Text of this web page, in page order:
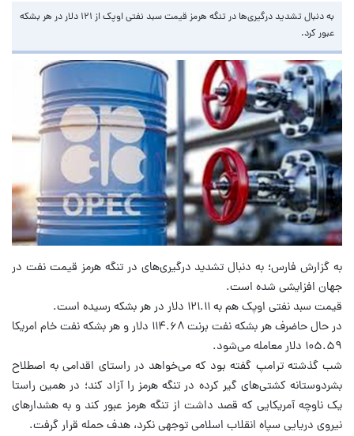
به دنبال تشدید درگیری‌ها در تنگه هرمز قیمت سبد نفتی اوپک از ۱۲۱ دلار در هر بشکه
عبور کرد.
به گزارش فارس؛ به دنبال تشدید درگیری‌های در تنگه هرمز قیمت نفت در
جهان افزایشی شده است.
قیمت سبد نفتی اوپک هم به ۱۲۱.۱۱ دلار در هر بشکه رسیده است.
در حال حاضرف هر بشکه نفت برنت ۱۱۴.۶۸ دلار و هر بشکه نفت خام امریکا
۱۰۵.۵۹ دلار معامله می‌شود.
شب گذشته ترامپ گفته بود که می‌خواهد در راستای اقدامی به اصطلاح
بشردوستانه کشتی‌های گیر کرده در تنگه هرمز را آزاد کند؛ در همین راستا
یک ناوچه آمریکایی که قصد داشت از تنگه هرمز عبور کند و به هشدارهای
نیروی دریایی سپاه انقلاب اسلامی توجهی نکرد، هدف حمله قرار گرفت.